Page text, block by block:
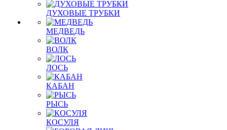
ДУХОВЫЕ ТРУБКИ
МЕДВЕДЬ
ВОЛК
ЛОСЬ
КАБАН
РЫСЬ
КОСУЛЯ